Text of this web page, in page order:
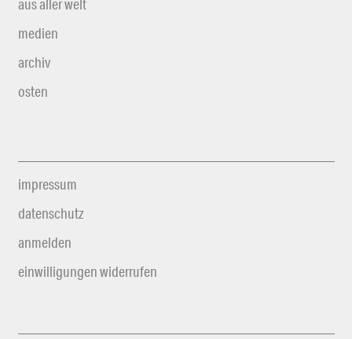
aus aller welt
medien
archiv
osten
impressum
datenschutz
anmelden
einwilligungen widerrufen